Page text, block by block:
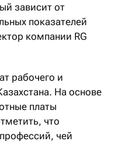
зависит от
показателей
компании RG
рабочего и
На основе
платы
что
чей